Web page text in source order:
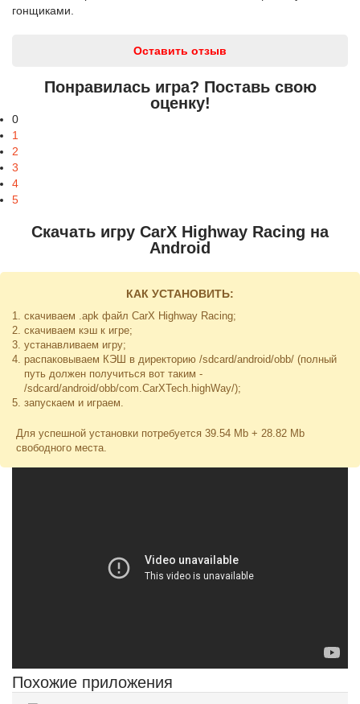
гонщиками.
Оставить отзыв
Понравилась игра? Поставь свою
оценку!
0
1
2
3
4
5
Скачать игру CarX Highway Racing на
Android
КАК УСТАНОВИТЬ:
скачиваем .apk файл CarX Highway Racing;
скачиваем кэш к игре;
устанавливаем игру;
распаковываем КЭШ в директорию /sdcard/android/obb/ (полный
путь должен получиться вот таким -
/sdcard/android/obb/com.CarXTech.highWay/);
запускаем и играем.
Для успешной установки потребуется 39.54 Mb + 28.82 Mb
свободного места.
Похожие приложения